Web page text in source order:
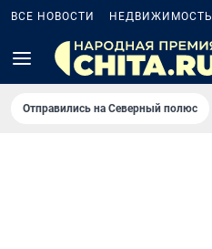
ВСЕ НОВОСТИ НЕДВИЖИМОСТЬ
Отправились на Северный полюс